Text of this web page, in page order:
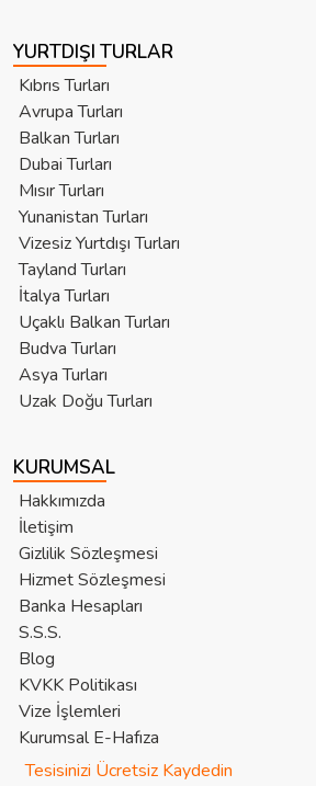
YURTDIŞI TURLAR
Kıbrıs Turları
Avrupa Turları
Balkan Turları
Dubai Turları
Mısır Turları
Yunanistan Turları
Vizesiz Yurtdışı Turları
Tayland Turları
İtalya Turları
Uçaklı Balkan Turları
Budva Turları
Asya Turları
Uzak Doğu Turları
KURUMSAL
Hakkımızda
İletişim
Gizlilik Sözleşmesi
Hizmet Sözleşmesi
Banka Hesapları
S.S.S.
Blog
KVKK Politikası
Vize İşlemleri
Kurumsal E-Hafıza
Tesisinizi Ücretsiz Kaydedin